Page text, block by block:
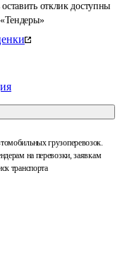
отклик доступны
грузоперевозок.
на перевозки, заявкам
транспорта